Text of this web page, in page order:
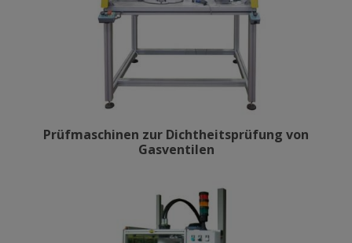
Prüfmaschinen zur Dichtheitsprüfung von
Gasventilen